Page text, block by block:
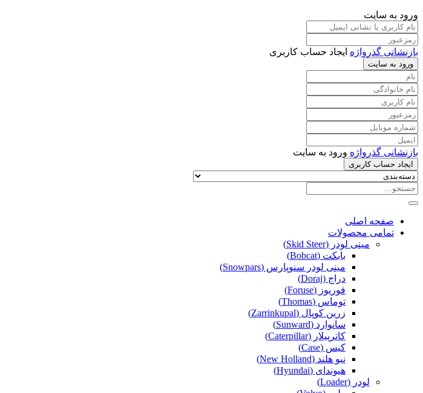
ورود به سایت
بازنشانی گذرواژه ایجاد حساب کاربری
ورود به سایت
بازنشانی گذرواژه ورود به سایت
ایجاد حساب کاربری
صفحه اصلی
تمامی محصولات
مینی لودر (Skid Steer)
بابکت (Bobcat)
مینی لودر سنوپارس (Snowpars)
دراج (Doraj)
فوریوز (Foruse)
توماس (Thomas)
زرین کوپال (Zarrinkupal)
سانوارد (Sunward)
کاترپیلار (Caterpillar)
کیس (Case)
نیو هلند (New Holland)
هیوندای (Hyundai)
لودر (Loader)